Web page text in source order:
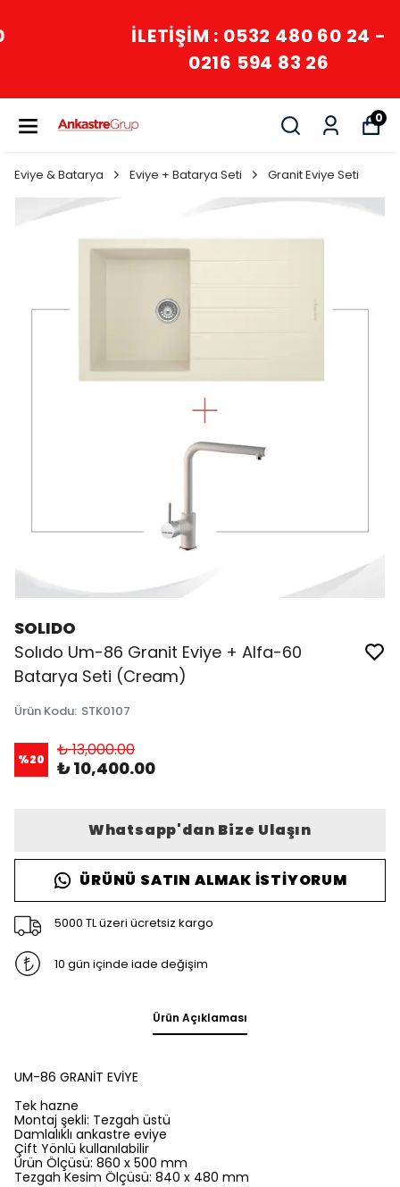
İLETİŞİM : 0532 480 60 24 -
0216 594 83 26
0
Eviye & Batarya Eviye + Batarya Seti Granit Eviye Seti
SOLIDO
Solıdo Um-86 Granit Eviye + Alfa-60
Batarya Seti (Cream)
Ürün Kodu: STK0107
%20 ₺ 13,000.00
₺ 10,400.00
Whatsapp'dan Bize Ulaşın
ÜRÜNÜ SATIN ALMAK İSTIYORUM
5000 TL üzeri ücretsiz kargo
10 gün içinde iade değişim
Ürün Açıklaması
UM-86 GRANİT EVİYE
Tek hazne
Montaj şekli: Tezgah üstü
Damlalıklı ankastre eviye
Çift Yönlü kullanılabilir
Ürün Ölçüsü: 860 x 500 mm
Tezgah Kesim Ölçüsü: 840 x 480 mm